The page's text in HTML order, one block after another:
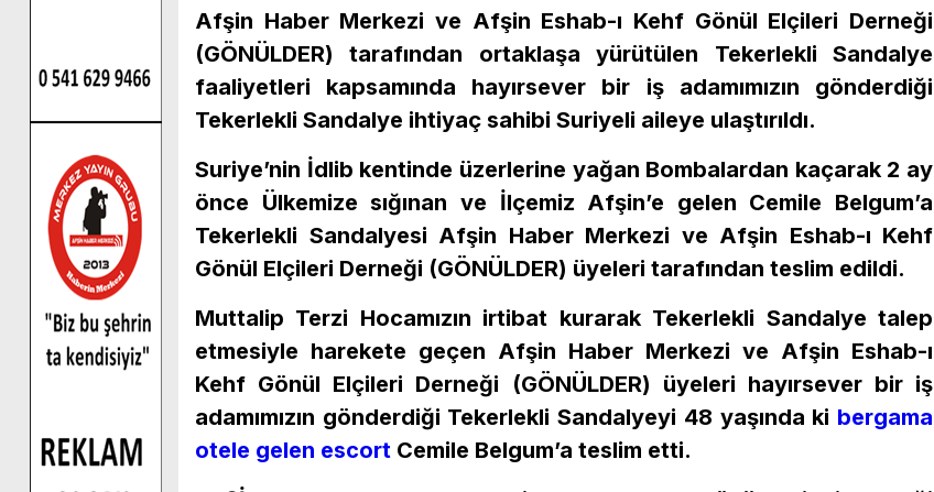
Afşin Haber Merkezi ve Afşin Eshab-ı Kehf Gönül Elçileri Derneği
(GÖNÜLDER) tarafından ortaklaşa yürütülen Tekerlekli Sandalye
faaliyetleri kapsamında hayırsever bir iş adamımızın gönderdiği
Tekerlekli Sandalye ihtiyaç sahibi Suriyeli aileye ulaştırıldı.
Suriye’nin İdlib kentinde üzerlerine yağan Bombalardan kaçarak 2 ay
önce Ülkemize sığınan ve İlçemiz Afşin’e gelen Cemile Belgum’a
Tekerlekli Sandalyesi Afşin Haber Merkezi ve Afşin Eshab-ı Kehf
Gönül Elçileri Derneği (GÖNÜLDER) üyeleri tarafından teslim edildi.
Muttalip Terzi Hocamızın irtibat kurarak Tekerlekli Sandalye talep
etmesiyle harekete geçen Afşin Haber Merkezi ve Afşin Eshab-ı
Kehf Gönül Elçileri Derneği (GÖNÜLDER) üyeleri hayırsever bir iş
adamımızın gönderdiği Tekerlekli Sandalyeyi 48 yaşında ki bergama
otele gelen escort Cemile Belgum’a teslim etti.